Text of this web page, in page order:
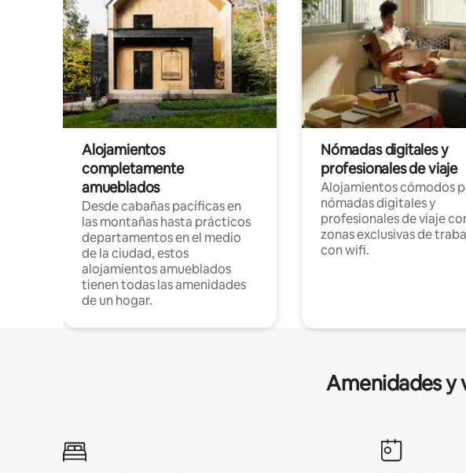
Alojamientos
completamente
amueblados
Desde cabañas pacíficas en
las montañas hasta prácticos
departamentos en el medio
de la ciudad, estos
alojamientos amueblados
tienen todas las amenidades
de un hogar.
Nómadas digitales y
profesionales de viaje
Alojamientos cómodos
nómadas digitales y
profesionales de viaje
zonas exclusivas de
con wifi.
Amenidades y